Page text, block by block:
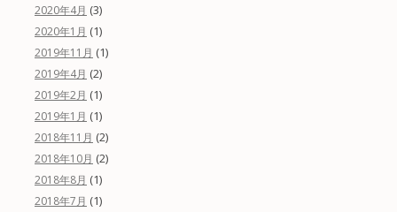
2020年4月 (3)
2020年1月 (1)
2019年11月 (1)
2019年4月 (2)
2019年2月 (1)
2019年1月 (1)
2018年11月 (2)
2018年10月 (2)
2018年8月 (1)
2018年7月 (1)